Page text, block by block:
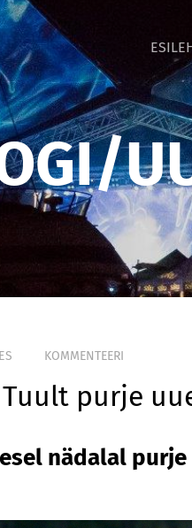
KOMMENTEERI
Tuult purje
nädalal